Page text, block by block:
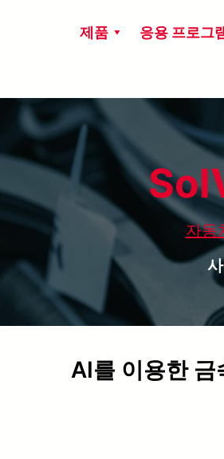
제품 응용 프로그
자동
AI를 이용한 금